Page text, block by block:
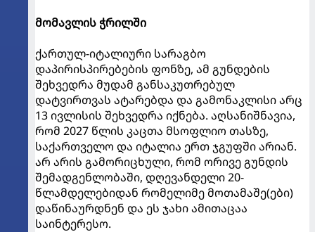
მომავლის ჭრილში
ქართულ-იტალიური სარაგბო
დაპირისპირებების ფონზე, ამ გუნდების
შეხვედრა მუდამ განსაკუთრებულ
დატვირთვას ატარებდა და გამონაკლისი არც
13 ივლისის შეხვედრა იქნება. აღსანიშნავია,
რომ 2027 წლის კაცთა მსოფლიო თასზე,
საქართველო და იტალია ერთ ჯგუფში არიან.
არ არის გამორიცხული, რომ ორივე გუნდის
შემადგენლობაში, დღევანდელი 20-
წლამდელებიდან რომელიმე მოთამაშე(ები)
დაწინაურდნენ და ეს ჯახი ამითაცაა
საინტერესო.